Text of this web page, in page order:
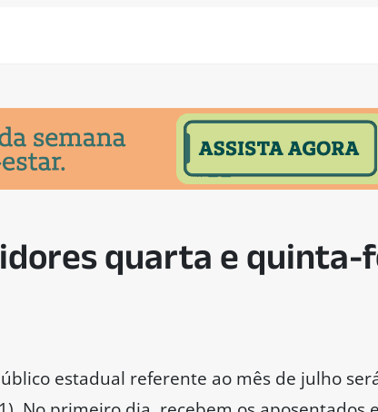
quarta e quinta-
estadual referente ao mês de julho